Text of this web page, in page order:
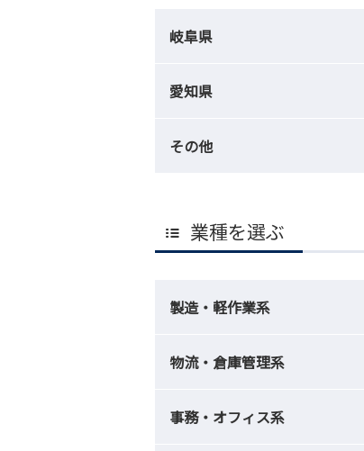
岐阜県
愛知県
その他
業種を選ぶ
製造・軽作業系
物流・倉庫管理系
事務・オフィス系